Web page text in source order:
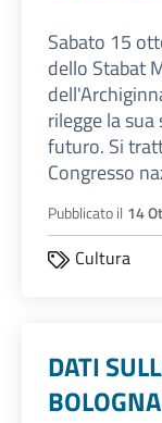
Sabato 15
dello Stabat
rilegge la
futuro. Si
Congresso
Pubblicato il 14
Cultura
DATI
BOLOGNA